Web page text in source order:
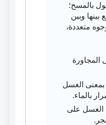
بالمسح؛
بينها وبين
متعددة،
المجاورة
الغسل
بالماء.
الغسل على